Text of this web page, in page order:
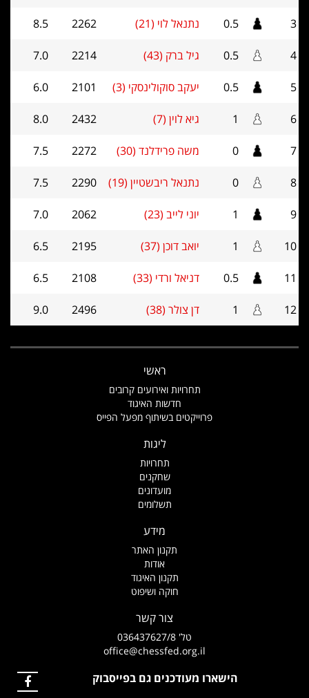
3
0.5 נתנאל לוי (21) 2262
8.5
4
0.5 גיל ברק (43) 2214
7.0
5
0.5 יעקב סוקולינסקי (3) 2101
6.0
6
1 גיא לוין (7) 2432
8.0
7
0 משה פרידלנד (30) 2272
7.5
8
0 נתנאל ריבשטיין (19) 2290
7.5
9
1 יוני לייב (23) 2062
7.0
10
1 יואב דוכן (37) 2195
6.5
11
0.5 דניאל ורדי (33) 2108
6.5
12
1 דן צולר (38) 2496
9.0
ראשי
תחרויות ואירועים קרובים
חדשות האיגוד
פרוייקטים בשיתוף מפעל הפייס
ליגות
תחרויות
שחקנים
מועדונים
תשלומים
מידע
תקנון האתר
אודות
תקנון האיגוד
חוקה ושיפוט
צור קשר
טל' 036437627/8
office@chessfed.org.il
הישארו מעודכנים גם בפייסבוק